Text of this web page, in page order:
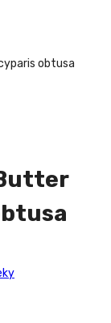
obtusa